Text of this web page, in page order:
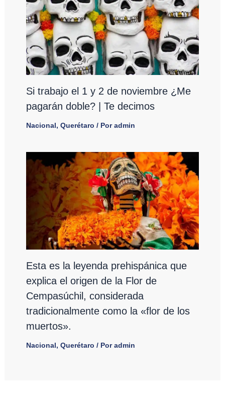
Si trabajo el 1 y 2 de noviembre ¿Me
pagarán doble? | Te decimos
Nacional, Querétaro / Poradmin
Esta es la leyenda prehispánica que
explica el origen de la Flor de
Cempasúchil, considerada
tradicionalmente como la «flor de los
muertos».
Nacional, Querétaro / Poradmin